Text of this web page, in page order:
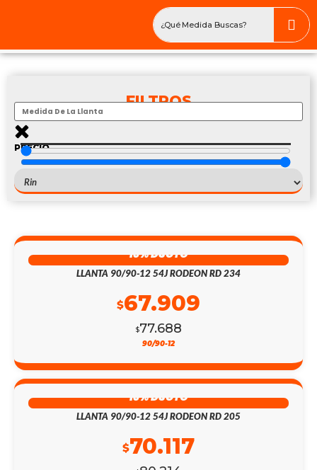
FILTROS
PRECIO
13% DSCTO
LLANTA 90/90-12 54J RODEON RD 234
$77.688
$67.909
90/90-12
13% DSCTO
LLANTA 90/90-12 54J RODEON RD 205
$70.117